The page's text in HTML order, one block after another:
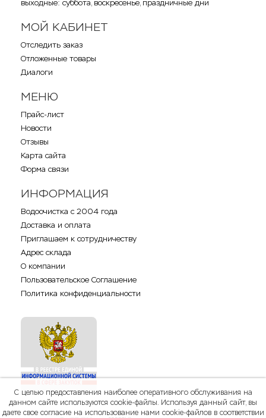
выходные: суббота, воскресенье, праздничные дни
МОЙ КАБИНЕТ
Отследить заказ
Отложенные товары
Диалоги
МЕНЮ
Прайс-лист
Новости
Отзывы
Карта сайта
Форма связи
ИНФОРМАЦИЯ
Водоочистка с 2004 года
Доставка и оплата
Приглашаем к сотрудничеству
Адрес склада
О компании
Пользовательское Соглашение
Политика конфиденциальности
С целью предоставления наиболее оперативного обслуживания на
данном сайте используются cookie-файлы. Используя данный сайт, вы
даете свое согласие на использование нами cookie-файлов в соответствии